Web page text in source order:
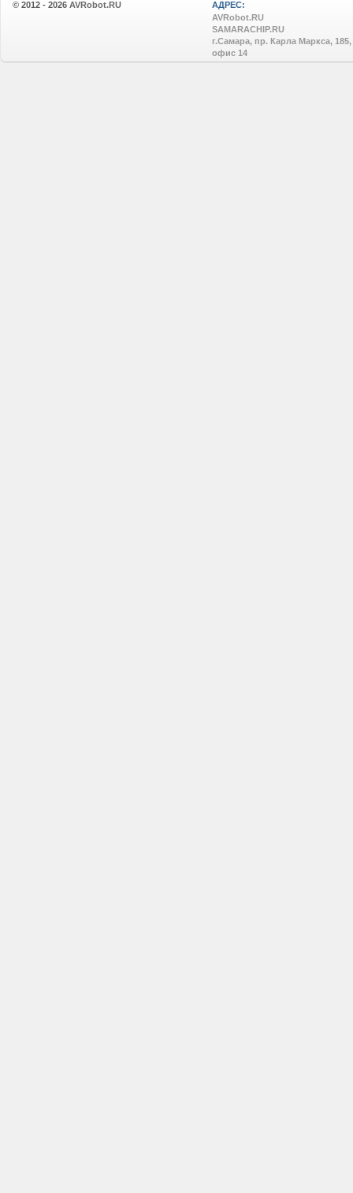
© 2012 - 2026 AVRobot.RU
АДРЕС:
AVRobot.RU
SAMARACHIP.RU
г.Самара, пр. Карла Маркса, 185,
офис 14